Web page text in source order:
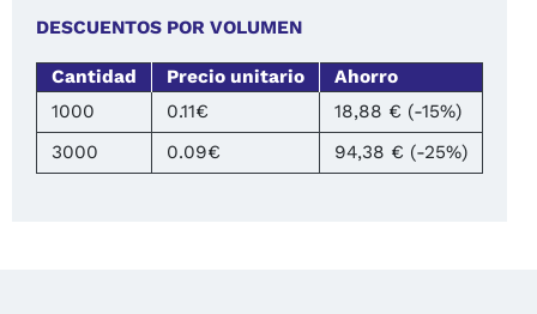
DESCUENTOS POR VOLUMEN
Cantidad Precio unitario
Ahorro
1000
0.11€
18,88 € (-15%)
3000
0.09€ 94,38 € (-25%)